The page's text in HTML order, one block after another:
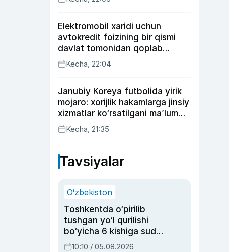
Elektromobil xaridi uchun
avtokredit foizining bir qismi
davlat tomonidan qoplab
berilishi mumkin
Kecha, 22:04
Janubiy Koreya futbolida yirik
mojaro: xorijlik hakamlarga jinsiy
xizmatlar ko‘rsatilgani ma’lum
qilindi
Kecha, 21:35
Tavsiyalar
O‘zbekiston
Toshkentda o‘pirilib
tushgan yo‘l qurilishi
bo‘yicha 6 kishiga sud
hukmi o‘qildi
10:10 / 05.08.2026